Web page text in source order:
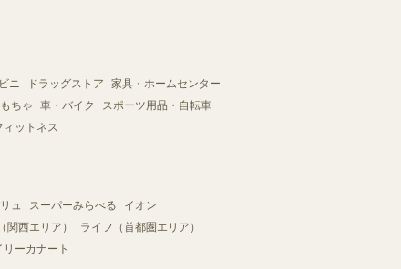
ニ ドラッグストア
家具・ホームセンター
ちゃ 車・バイク
スポーツ用品・自転車
ィットネス
ュ スーパーみらべる
イオン
関西エリア）
ライフ（首都圏エリア）
リーカナート